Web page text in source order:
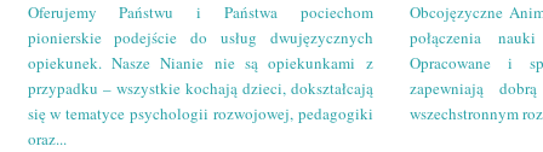
Oferujemy Państwu i Państwa pociechom
pionierskie podejście do usług dwujęzycznych
opiekunek. Nasze Nianie nie są opiekunkami z
przypadku – wszystkie kochają dzieci, dokształcają
się w tematyce psychologii rozwojowej, pedagogiki
oraz...
Obcojęzyczne
połączenia
Opracowane i
zapewniają
wszechstronnym